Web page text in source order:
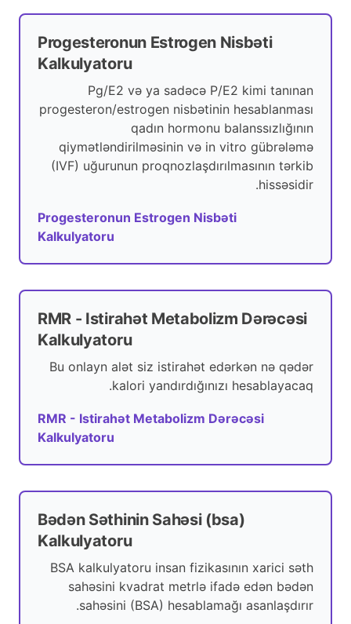
Progesteronun Estrogen Nisbəti
Kalkulyatoru
Pg/E2 və ya sadəcə P/E2 kimi tanınan
progesteron/estrogen nisbətinin hesablanması
qadın hormonu balanssızlığının
qiymətləndirilməsinin və in vitro gübrələmə
(IVF) uğurunun proqnozlaşdırılmasının tərkib
hissəsidir.
Progesteronun Estrogen Nisbəti
Kalkulyatoru
RMR - Istirahət Metabolizm Dərəcəsi
Kalkulyatoru
Bu onlayn alət siz istirahət edərkən nə qədər
kalori yandırdığınızı hesablayacaq.
RMR - Istirahət Metabolizm Dərəcəsi
Kalkulyatoru
Bədən Səthinin Sahəsi (bsa)
Kalkulyatoru
BSA kalkulyatoru insan fizikasının xarici səth
sahəsini kvadrat metrlə ifadə edən bədən
sahəsini (BSA) hesablamağı asanlaşdırır.